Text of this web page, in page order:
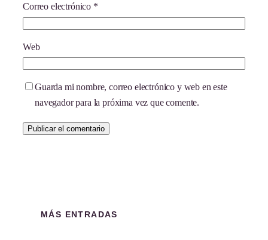
Correo electrónico *
Web
Guarda mi nombre, correo electrónico y web en este
navegador para la próxima vez que comente.
MÁS ENTRADAS